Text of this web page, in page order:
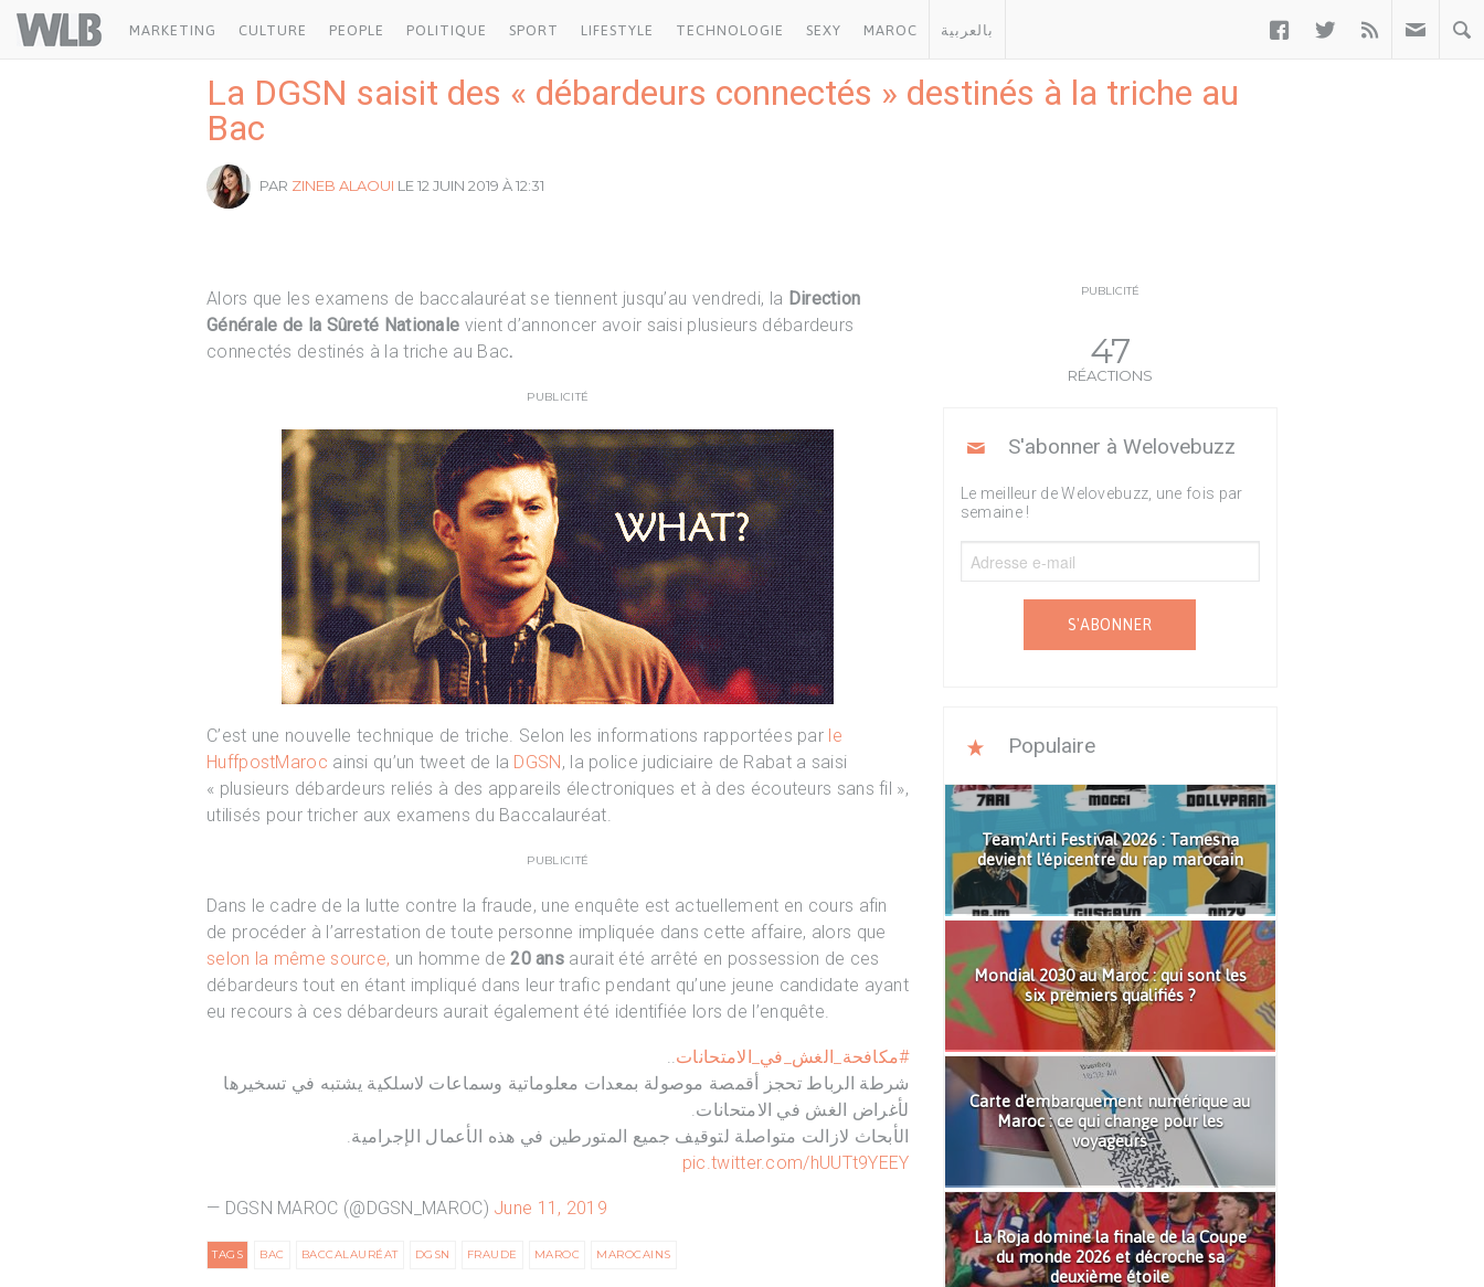
Welovebuzz
MARKETING CULTURE PEOPLE POLITIQUE SPORT LIFESTYLE TECHNOLOGIE SEXY MAROC بالعربية   
La DGSN saisit des « débardeurs connectés » destinés à la triche au
Bac
PAR ZINEB ALAOUI LE 12 JUIN 2019 À 12:31
Alors que les examens de baccalauréat se tiennent jusqu’au vendredi, la Direction
Générale de la Sûreté Nationale vient d’annoncer avoir saisi plusieurs débardeurs
connectés destinés à la triche au Bac.
PUBLICITÉ
C’est une nouvelle technique de triche. Selon les informations rapportées par le
HuffpostMaroc ainsi qu’un tweet de la DGSN, la police judiciaire de Rabat a saisi
« plusieurs débardeurs reliés à des appareils électroniques et à des écouteurs sans fil »,
utilisés pour tricher aux examens du Baccalauréat.
PUBLICITÉ
Dans le cadre de la lutte contre la fraude, une enquête est actuellement en cours afin
de procéder à l’arrestation de toute personne impliquée dans cette affaire, alors que
selon la même source, un homme de20 ans aurait été arrêté en possession de ces
débardeurs tout en étant impliqué dans leur trafic pendant qu’une jeune candidate ayant
eu recours à ces débardeurs aurait également été identifiée lors de l’enquête.
#مكافحة_الغش_في_الامتحانات..
شرطة الرباط تحجز أقمصة موصولة بمعدات معلوماتية وسماعات لاسلكية يشتبه في تسخيرها
لأغراض الغش في الامتحانات.
الأبحاث لازالت متواصلة لتوقيف جميع المتورطين في هذه الأعمال الإجرامية.
pic.twitter.com/hUUTt9YEEY
— DGSN MAROC (@DGSN_MAROC) June 11, 2019
TAGS BAC BACCALAURÉAT DGSN FRAUDE MAROC MAROCAINS
PUBLICITÉ
47
RÉACTIONS
S'abonner à Welovebuzz
Le meilleur de Welovebuzz, une fois par
semaine !
S'ABONNER
Populaire
Team'Arti Festival 2026 : Tamesna
devient l'épicentre du rap marocain
Mondial 2030 au Maroc : qui sont les
six premiers qualifiés ?
Carte d'embarquement numérique au
Maroc : ce qui change pour les
voyageurs
La Roja domine la finale de la Coupe
du monde 2026 et décroche sa
deuxième étoile